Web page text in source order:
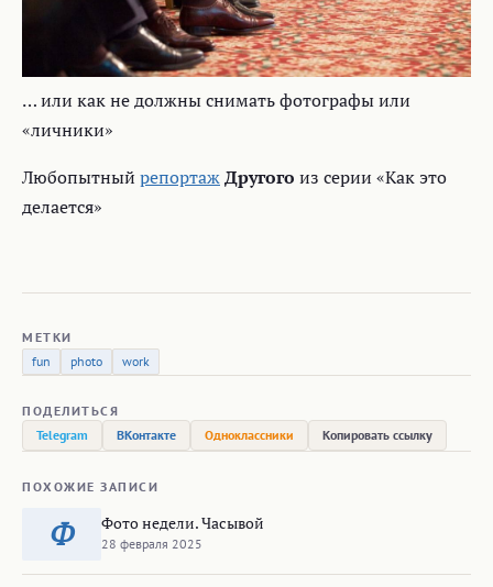
… или как не должны снимать фотографы или
«личники»
Любопытный репортажДругого из серии «Как это
делается»
МЕТКИ
fun
photo work
ПОДЕЛИТЬСЯ
Telegram
ВКонтакте Одноклассники Копировать ссылку
ПОХОЖИЕ ЗАПИСИ
Ф Фото недели. Часывой
28 февраля 2025